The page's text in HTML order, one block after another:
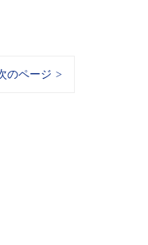
のページ >